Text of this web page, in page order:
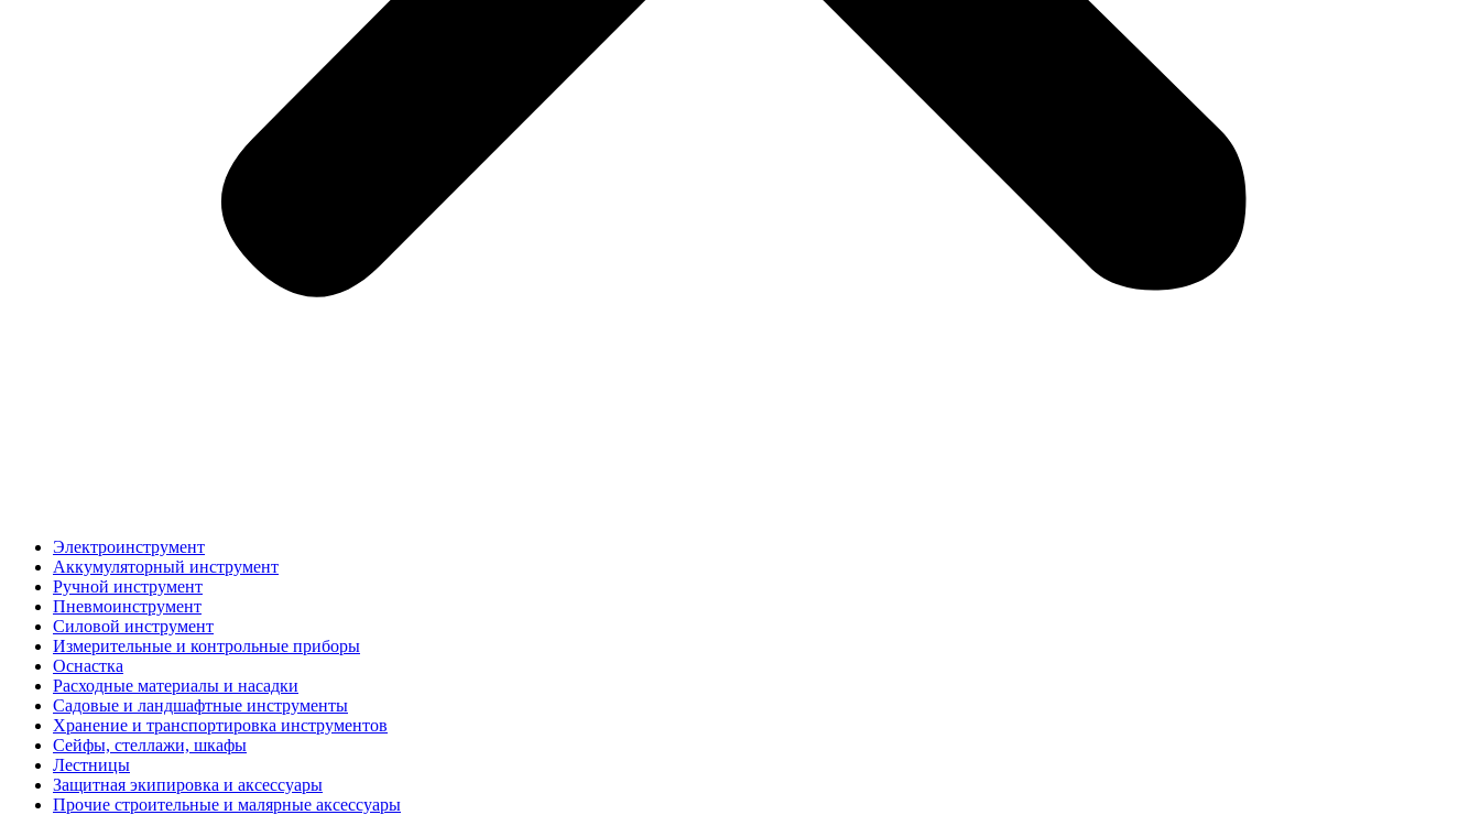
Электроинструмент
Аккумуляторный инструмент
Ручной инструмент
Пневмоинструмент
Силовой инструмент
Измерительные и контрольные приборы
Оснастка
Расходные материалы и насадки
Садовые и ландшафтные инструменты
Хранение и транспортировка инструментов
Сейфы, стеллажи, шкафы
Лестницы
Защитная экипировка и аксессуары
Прочие строительные и малярные аксессуары